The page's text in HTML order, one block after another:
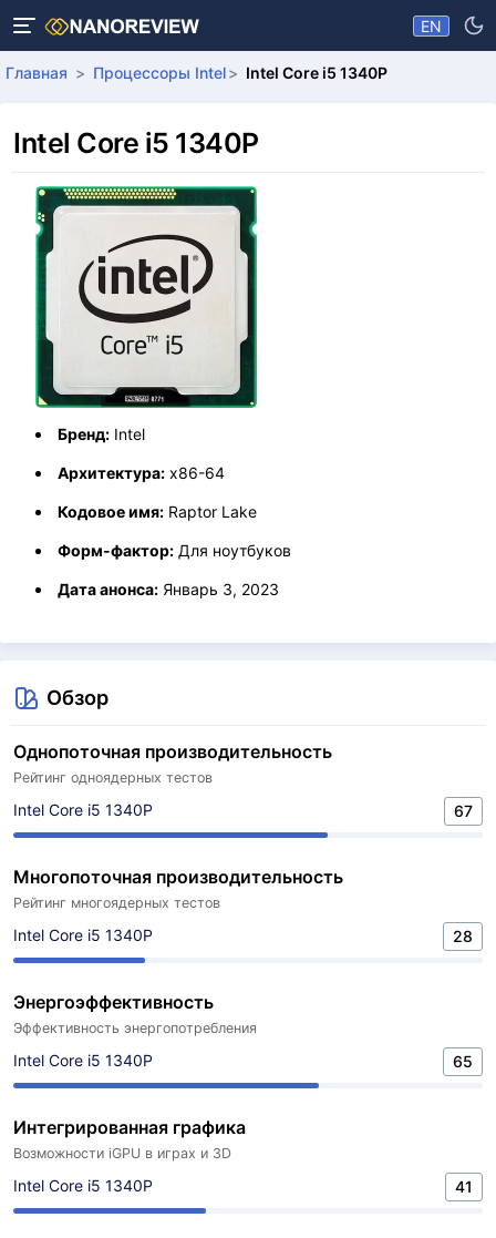
EN
Главная Процессоры Intel Intel Core i5 1340P
Intel Core i5 1340P
Бренд: Intel
Архитектура: x86-64
Кодовое имя: Raptor Lake
Форм-фактор: Для ноутбуков
Дата анонса: Январь 3, 2023
Обзор
Однопоточная производительность
Рейтинг одноядерных тестов
Intel Core i5 1340P 67
Многопоточная производительность
Рейтинг многоядерных тестов
Intel Core i5 1340P 28
Энергоэффективность
Эффективность энергопотребления
Intel Core i5 1340P 65
Интегрированная графика
Возможности iGPU в играх и 3D
Intel Core i5 1340P 41